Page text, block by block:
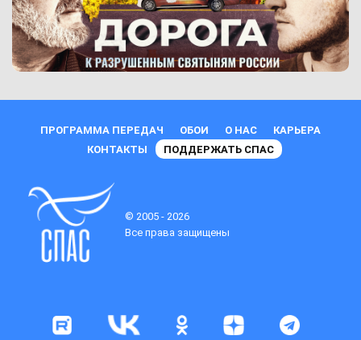
ПРОГРАММА ПЕРЕДАЧ ОБОИ О НАС
КАРЬЕРА
КОНТАКТЫ
ПОДДЕРЖАТЬ СПАС
© 2005 - 2026
Все права защищены